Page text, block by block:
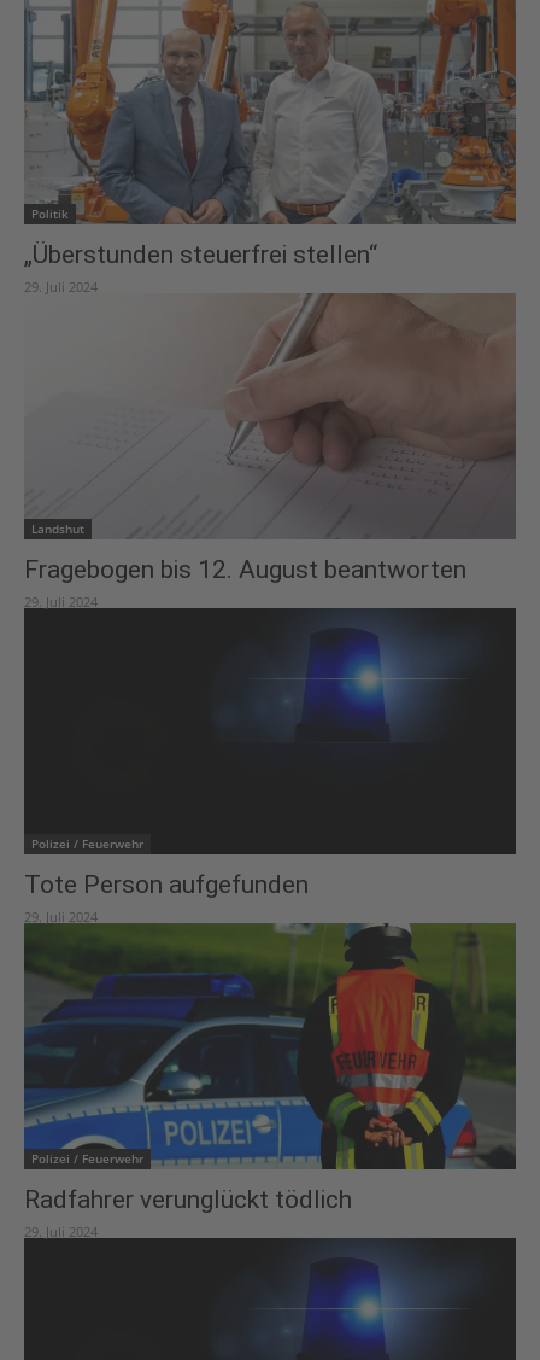
Politik
„Überstunden steuerfrei stellen“
29. Juli 2024
Landshut
Fragebogen bis 12. August beantworten
29. Juli 2024
Polizei / Feuerwehr
Tote Person aufgefunden
29. Juli 2024
Polizei / Feuerwehr
Radfahrer verunglückt tödlich
29. Juli 2024